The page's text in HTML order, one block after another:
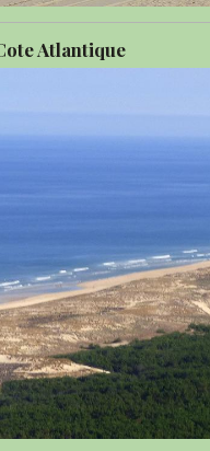
Atlantique